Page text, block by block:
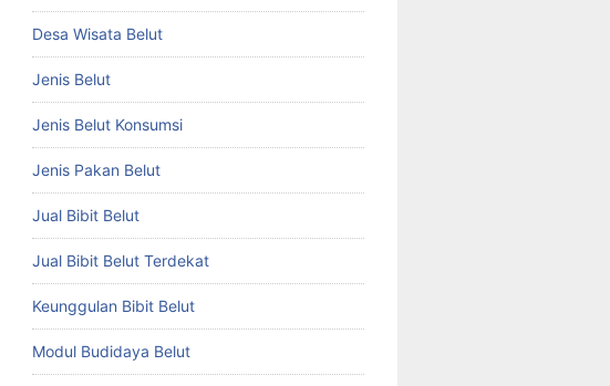
Desa Wisata Belut
Jenis Belut
Jenis Belut Konsumsi
Jenis Pakan Belut
Jual Bibit Belut
Jual Bibit Belut Terdekat
Keunggulan Bibit Belut
Modul Budidaya Belut